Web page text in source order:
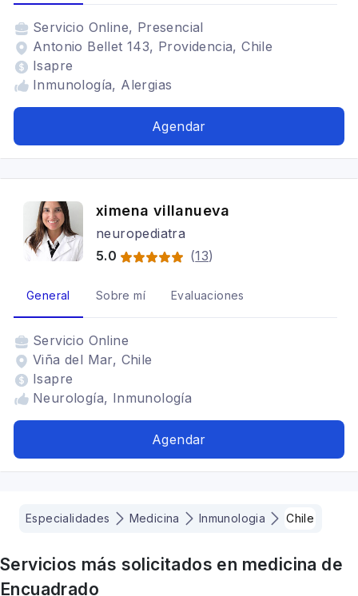
Servicio Online, Presencial
Antonio Bellet 143, Providencia, Chile
Isapre
Inmunología, Alergias
Agendar
ximena villanueva
neuropediatra
5.0
(13)
General Sobre mí Evaluaciones
Servicio Online
Viña del Mar, Chile
Isapre
Neurología, Inmunología
Agendar
Especialidades Medicina Inmunologia Chile
Servicios más solicitados en medicina de
Encuadrado